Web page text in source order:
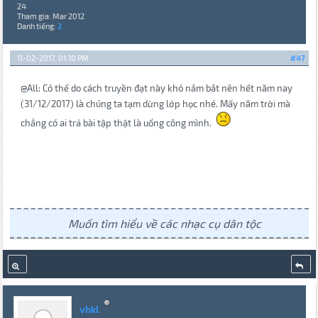
24
Tham gia: Mar 2012
Danh tiếng: 2
#47
11-02-2017, 01:10 PM
@All: Có thể do cách truyền đạt này khó nắm bắt nên hết năm nay
(31/12/2017) là chúng ta tạm dừng lớp học nhé. Mấy năm trời mà
chẳng có ai trả bài tập thật là uổng công mình.
Muốn tìm hiểu về các nhạc cụ dân tộc
vhkl